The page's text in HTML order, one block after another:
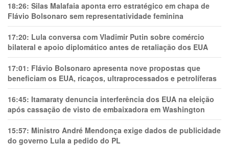
18:26: Silas Malafaia aponta erro estratégico em chapa de
Flávio Bolsonaro sem representatividade feminina
17:20: Lula conversa com Vladimir Putin sobre comércio
bilateral e apoio diplomático antes de retaliação dos EUA
17:01: Flávio Bolsonaro apresenta nove propostas que
beneficiam os EUA, ricaços, ultraprocessados e petrolíferas
16:45: Itamaraty denuncia interferência dos EUA na eleição
após cassação de visto de embaixadora em Washington
15:57: Ministro André Mendonça exige dados de publicidade
do governo Lula a pedido do PL